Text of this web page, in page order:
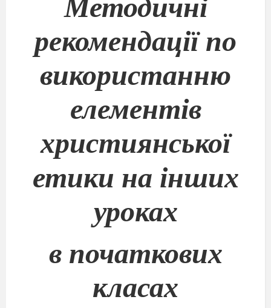
рекомендації по
використанню
елементів
християнської
етики на інших
уроках
в початкових
класах